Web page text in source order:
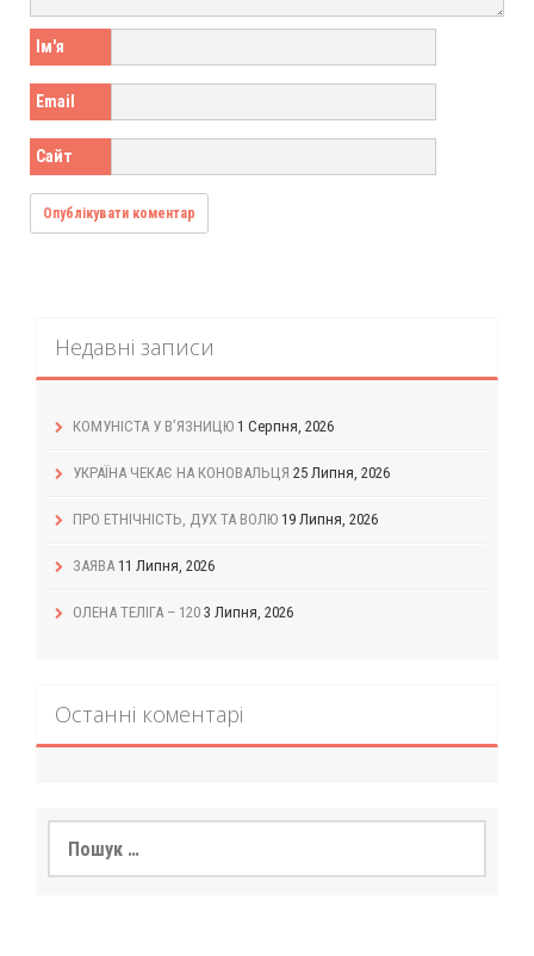
Ім'я
Email
Сайт
Недавні записи
КОМУНІСТА У В’ЯЗНИЦЮ 1 Серпня, 2026
УКРАЇНА ЧЕКАЄ НА КОНОВАЛЬЦЯ 25 Липня, 2026
ПРО ЕТНІЧНІСТЬ, ДУХ ТА ВОЛЮ 19 Липня, 2026
ЗАЯВА 11 Липня, 2026
ОЛЕНА ТЕЛІГА – 120 3 Липня, 2026
Останні коментарі